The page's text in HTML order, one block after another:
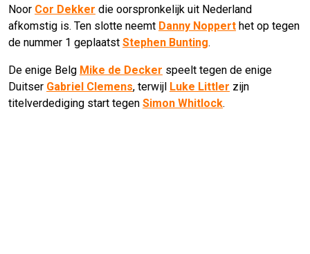
Noor Cor Dekker die oorspronkelijk uit Nederland
afkomstig is. Ten slotte neemt Danny Noppert het op tegen
de nummer 1 geplaatst Stephen Bunting.
De enige Belg Mike de Decker speelt tegen de enige
Duitser Gabriel Clemens, terwijl Luke Littler zijn
titelverdediging start tegen Simon Whitlock.